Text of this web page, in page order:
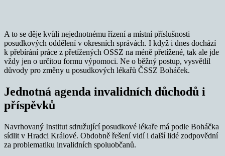
A to se děje kvůli nejednotnému řízení a místní příslušnosti
posudkových oddělení v okresních správách. I když i dnes dochází
k přebírání práce z přetížených OSSZ na méně přetížené, tak ale jde
vždy jen o určitou formu výpomoci. Ne o běžný postup, vysvětlil
důvody pro změny u posudkových lékařů ČSSZ Boháček.
Jednotná agenda invalidních důchodů i
příspěvků
Navrhovaný Institut sdružující posudkové lékaře má podle Boháčka
sídlit v Hradci Králové. Obdobně řešení vidí i další lidé zodpovědní
za problematiku invalidních spoluobčanů.